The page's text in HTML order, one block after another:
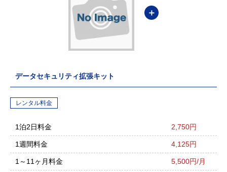
＋
データセキュリティ拡張キット
レンタル料金
1泊2日料金 2,750円
1週間料金 4,125円
1～11ヶ月料金 5,500円/月